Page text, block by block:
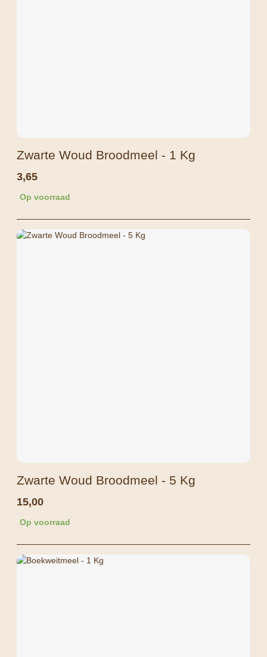
Zwarte Woud Broodmeel - 1 Kg
3,65
Op voorraad
Zwarte Woud Broodmeel - 5 Kg
15,00
Op voorraad